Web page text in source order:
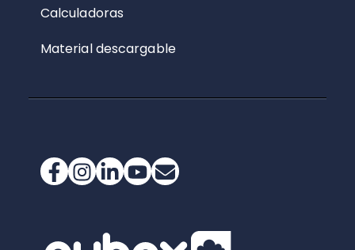
Calculadoras
Material descargable